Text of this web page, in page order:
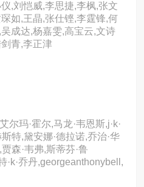
,刘恺威,李思捷,李枫,张文
琛如,王晶,张仕铿,李霆锋,何
成达,杨嘉雯,高宝云,文诗
青,李正津
尔玛·霍尔,马龙·韦恩斯,j·k·
特,黛安娜·德拉诺,乔治·华
森·韦弗,斯蒂芬·鲁
·k·乔丹,georgeanthonybell,